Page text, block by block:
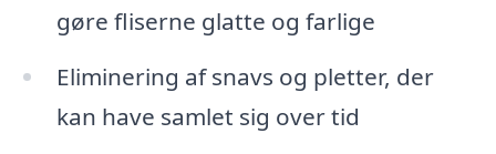
gøre fliserne glatte og farlige
Eliminering af snavs og pletter, der
kan have samlet sig over tid